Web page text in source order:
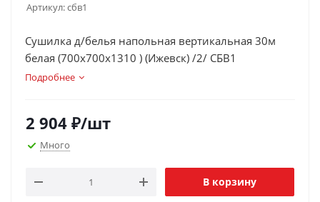
Артикул:сбв1
Сушилка д/белья напольная вертикальная 30м
белая (700х700х1310 ) (Ижевск) /2/ СБВ1
Подробнее
2 904 ₽/шт
Много
В корзину